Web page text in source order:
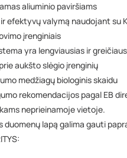
aliuminio paviršiams
efektyvų valymą naudojant su
įrenginiais
yra lengviausias ir
aukšto slėgio įrenginių
medžiagų biologinis skaidu
rekomendacijos pagal EB
neprieinamoje vietoje.
duomenų lapą galima gauti